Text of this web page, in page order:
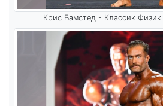
Крис Бамстед - Классик